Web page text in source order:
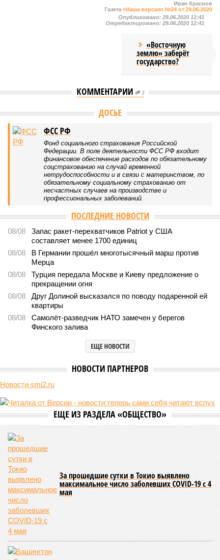
Иван Краснов
Газета «Наша версия» №24 от 29.06.2020
Опубликовано: 29.06.2020 12:41
Отредактировано: 29.06.2020 12:41
«Восточную
землю» заберёт
государство?
КОММЕНТАРИИ 0
ДОСЬЕ
ФСС РФ
Фонд социального страхования Российской
Федерации. В поле деятельности ФСС РФ входит
финансовое обеспечение расходов по обязательному
соцстрахованию на случай временной
нетрудоспособности и в связи с материнством, по
обязательному социальному страхованию от
несчастных случаев на производстве и
профессиональных заболеваний.
ПОСЛЕДНИЕ НОВОСТИ
08/08
Запас ракет-перехватчиков Patriot у США
составляет менее 1700 единиц
08/08
В Германии прошёл многотысячный марш против
Мерца
08/08
Турция передала Москве и Киеву предложение о
прекращении огня
08/08
Друг Долиной высказался по поводу подаренной ей
квартиры
08/08
Самолёт-разведчик НАТО замечен у берегов
Финского залива
ЕЩЕ НОВОСТИ
НОВОСТИ ПАРТНЕРОВ
Новости smi2.ru
ЕЩЕ ИЗ РАЗДЕЛА «ОБЩЕСТВО»
За прошедшие сутки в Токио выявлено
максимальное число заболевших COVID-19 с 4
мая